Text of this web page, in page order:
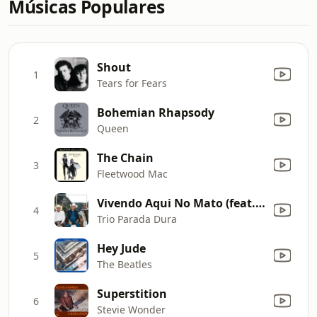
Músicas Populares
1 Shout
Tears for Fears
2 Bohemian Rhapsody
Queen
3 The Chain
Fleetwood Mac
4 Vivendo Aqui No Mato (feat. Zé Neto & Cristiano) [Ao Vivo]
Trio Parada Dura
5 Hey Jude
The Beatles
6 Superstition
Stevie Wonder